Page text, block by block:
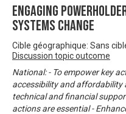
Engaging
Systems Change
Cible géographique: Sans
Discussion topic outcome
National: - To empower key
accessibility and affordability
technical and financial
actions are essential -